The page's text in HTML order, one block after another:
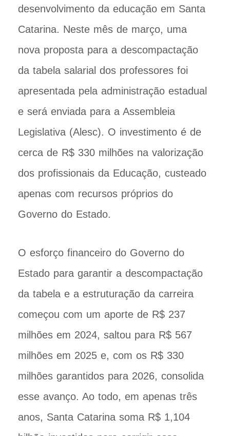
desenvolvimento da educação em Santa
Catarina. Neste mês de março, uma
nova proposta para a descompactação
da tabela salarial dos professores foi
apresentada pela administração estadual
e será enviada para a Assembleia
Legislativa (Alesc). O investimento é de
cerca de R$ 330 milhões na valorização
dos profissionais da Educação, custeado
apenas com recursos próprios do
Governo do Estado.
O esforço financeiro do Governo do
Estado para garantir a descompactação
da tabela e a estruturação da carreira
começou com um aporte de R$ 237
milhões em 2024, saltou para R$ 567
milhões em 2025 e, com os R$ 330
milhões garantidos para 2026, consolida
esse avanço. Ao todo, em apenas três
anos, Santa Catarina soma R$ 1,104